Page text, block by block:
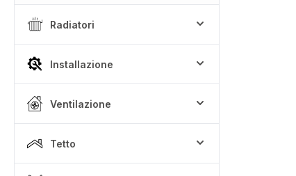
Radiatori
Installazione
Ventilazione
Tetto